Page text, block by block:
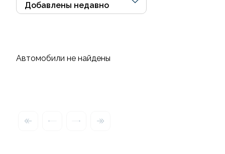
Автомобили не найдены